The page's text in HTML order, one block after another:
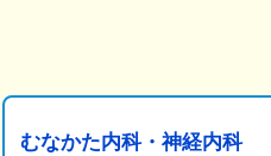
むなかた内科・神経内科